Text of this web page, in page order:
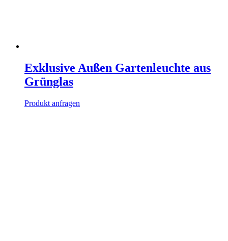
Exklusive Außen Gartenleuchte aus
Grünglas
Produkt anfragen